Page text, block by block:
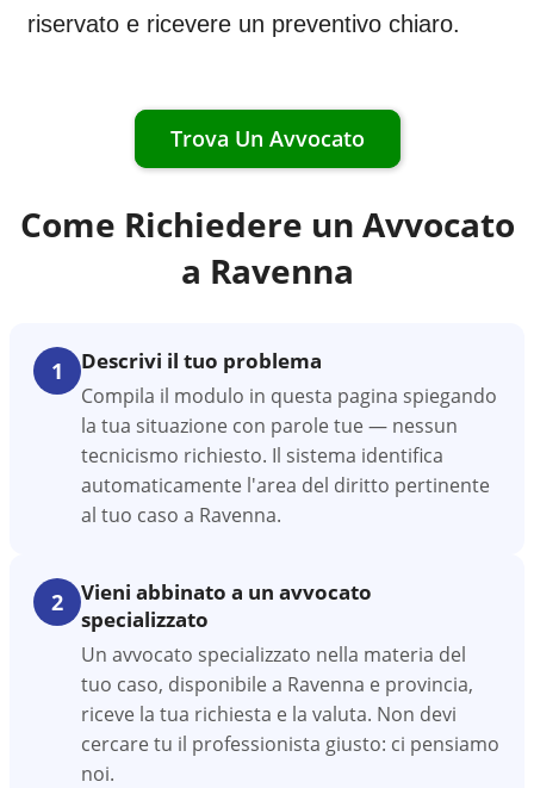
riservato e ricevere un preventivo chiaro.
Trova Un Avvocato
Come Richiedere un Avvocato
a Ravenna
1 Descrivi il tuo problema
Compila il modulo in questa pagina spiegando
la tua situazione con parole tue — nessun
tecnicismo richiesto. Il sistema identifica
automaticamente l'area del diritto pertinente
al tuo caso a Ravenna.
2
Vieni abbinato a un avvocato
specializzato
Un avvocato specializzato nella materia del
tuo caso, disponibile a Ravenna e provincia,
riceve la tua richiesta e la valuta. Non devi
cercare tu il professionista giusto: ci pensiamo
noi.